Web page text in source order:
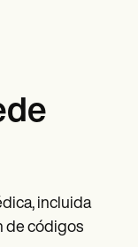
incluida
de códigos